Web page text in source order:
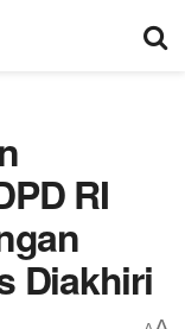
RI
Diakhiri